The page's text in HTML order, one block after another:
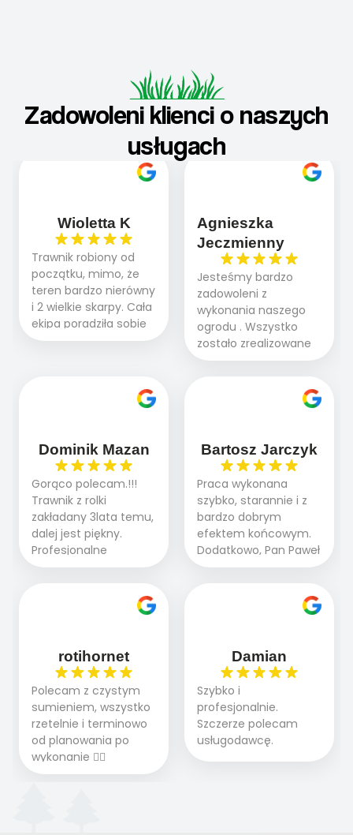
Zadowoleni klienci o naszych
usługach
Wioletta K
Trawnik robiony od
początku, mimo, że
teren bardzo nierówny
i 2 wielkie skarpy. Cała
ekipa poradziła sobie
WSPANIALE od
robią. Wszystko poszło
pielęgnacji trawnika
teraz i na późniejszym
etapie jest dużym
plusem. Teraz razem
z dzieckiem i małym
pieskiem cieszymy się
pięknym trawnikiem :)
A trawa robi efekt
Agnieszka
Jeczmienny
Jesteśmy bardzo
zadowoleni z
wykonania naszego
ogrodu . Wszystko
zostało zrealizowane
fachowo, rzetelnie i
oczekiwaniami. Prace
przebiegały sprawnie
działa kompleksowo :
ogrodnictwo,nawodnienie,
brukarstwo.Efekt
końcowy przerósł
nasze oczekiwania.
Polecamy tę firmę
wszystkim , którzy
marzą o pięknym
Dominik Mazan
Gorąco polecam.!!!
Trawnik z rolki
zakładany 3lata temu,
dalej jest piękny.
Profesjonalne
podejście do pracy,
Bartosz Jarczyk
Praca wykonana
szybko, starannie i z
bardzo dobrym
efektem końcowym.
Dodatkowo, Pan Paweł
chętnie udziela porad
rotihornet
Polecam z czystym
sumieniem, wszystko
rzetelnie i terminowo
od planowania po
wykonanie 👍🏻
Damian
Szybko i
profesjonalnie.
Szczerze polecam
usługodawcę.